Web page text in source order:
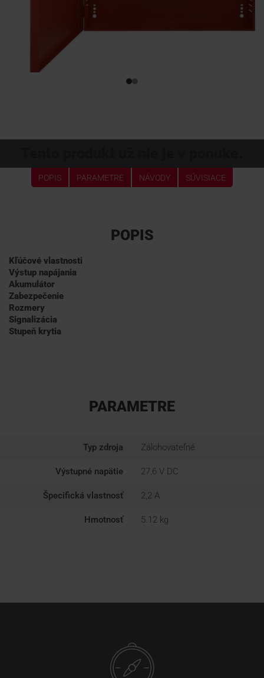
POPIS PARAMETRE NÁVODY SÚVISIACE
POPIS
Kľúčové vlastnosti
Výstup napájania
Akumulátor
Zabezpečenie
Rozmery
Signalizácia
Stupeň krytia
PARAMETRE
Typ zdroja Zálohovateľné
Výstupné napätie 27,6 V DC
Špecifická vlastnosť 2,2 A
Hmotnosť 5.12 kg